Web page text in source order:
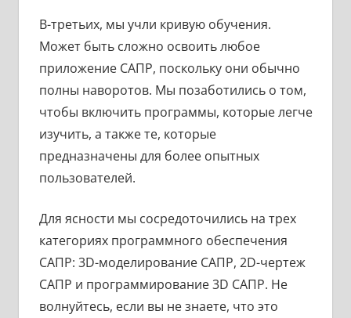
В-третьих, мы учли кривую обучения.
Может быть сложно освоить любое
приложение САПР, поскольку они обычно
полны наворотов. Мы позаботились о том,
чтобы включить программы, которые легче
изучить, а также те, которые
предназначены для более опытных
пользователей.
Для ясности мы сосредоточились на трех
категориях программного обеспечения
САПР: 3D-моделирование САПР, 2D-чертеж
САПР и программирование 3D САПР. Не
волнуйтесь, если вы не знаете, что это